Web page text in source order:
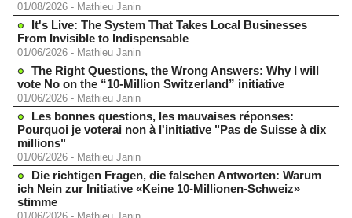
01/08/2026 - Mathieu Janin
It's Live: The System That Takes Local Businesses
From Invisible to Indispensable
01/06/2026 - Mathieu Janin
The Right Questions, the Wrong Answers: Why I will
vote No on the “10-Million Switzerland” initiative
01/06/2026 - Mathieu Janin
Les bonnes questions, les mauvaises réponses:
Pourquoi je voterai non à l'initiative "Pas de Suisse à dix
millions"
01/06/2026 - Mathieu Janin
Die richtigen Fragen, die falschen Antworten: Warum
ich Nein zur Initiative «Keine 10-Millionen-Schweiz»
stimme